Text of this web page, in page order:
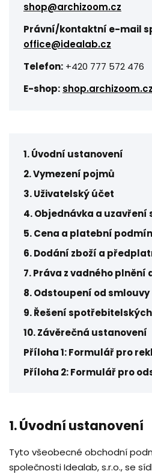
shop@archizoom.cz
Právní/kontaktní e-mail
office@idealab.cz
Telefon: +420 777 572 476
E-shop: shop.archizoom.cz
1. Úvodní ustanovení
2. Vymezení pojmů
3. Uživatelský účet
4. Objednávka a uzavření
5. Cena a platební
6. Dodání zboží a
7. Práva z vadného plnění
8. Odstoupení od smlouvy
9. Řešení
10. Závěrečná ustanovení
Příloha 1: Formulář pro
Příloha 2: Formulář pro
1. Úvodní ustanovení
Tyto všeobecné obchodní
společnosti Idealab, s.r.o., se